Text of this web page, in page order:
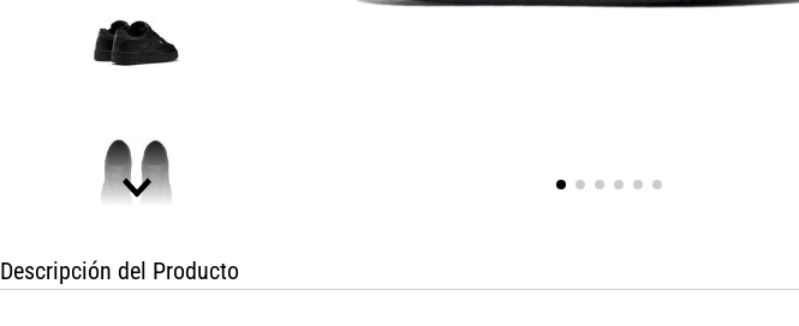
Descripción del Producto